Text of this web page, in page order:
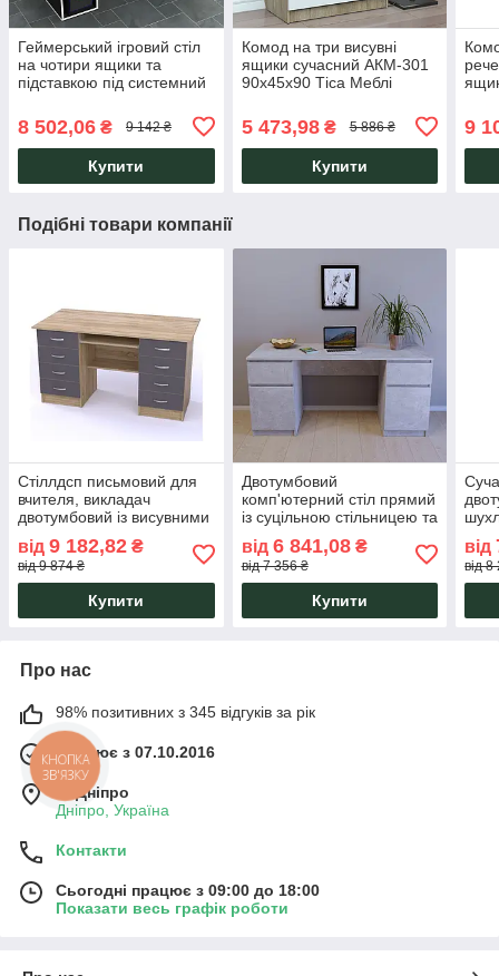
Геймерський ігровий стіл
на чотири ящики та
підставкою під системний
Меблі
8 502,06 ₴ 9 142 ₴
Купити
Комод на три висувні
ящики сучасний АКМ-301
90х45х90 Тіса Меблі
5 473,98₴ 5 886 ₴
Купити
9
Подібні товари компанії
Стіллдсп письмовий для
вчителя, викладач
двотумбовий із висувними
шухлядами СП-28 Тіса
Мебель
від 9 182,82 ₴
від 9 874 ₴
Купити
Двотумбовий
комп'ютерний стіл прямий
із суцільною стільницею та
фасадами без ручок
СП-106/2 Тіса Меблі
від 6 841,08₴
від 7 356 ₴
Купити
СП-
від
від
Про нас
98% позитивних з 345 відгуків за рік
Працює з 07.10.2016
м. Дніпро
Дніпро, Україна
Контакти
Сьогодні працює з 09:00 до 18:00
Показати весь графік роботи
КНОПКА
ЗВ'ЯЗКУ